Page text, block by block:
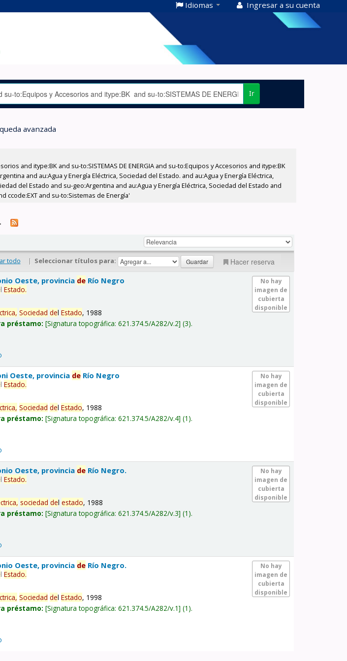
Idiomas Ingresar a su cuenta
Ir
avanzada
and itype:BK and su-to:SISTEMAS DE ENERGIA and su-to:Equipos y Accesorios and itype:BK
and au:Agua y Energía Eléctrica, Sociedad del Estado. and au:Agua y Energía Eléctrica,
del Estado and su-geo:Argentina and au:Agua y Energía Eléctrica, Sociedad del Estado and
ccode:EXT and su-to:Sistemas de Energía'
todo | Seleccionar títulos para: Hacer reserva
No hay
imagen de
cubierta
disponible
Oeste, provincia de Río Negro
lEstado.
Sociedad delEstado, 1988
préstamo: Signatura topográfica:621.374.5/A282/v.2 (3).
No hay
imagen de
cubierta
disponible
Oeste, provincia de Río Negro
lEstado.
Sociedad delEstado, 1988
préstamo: Signatura topográfica:621.374.5/A282/v.4 (1).
No hay
imagen de
cubierta
disponible
Oeste, provincia de Río Negro.
lEstado.
sociedad delestado, 1988
préstamo: Signatura topográfica:621.374.5/A282/v.3 (1).
No hay
imagen de
cubierta
disponible
Oeste, provincia de Río Negro.
lEstado.
Sociedad delEstado, 1998
préstamo: Signatura topográfica:621.374.5/A282/v.1 (1).